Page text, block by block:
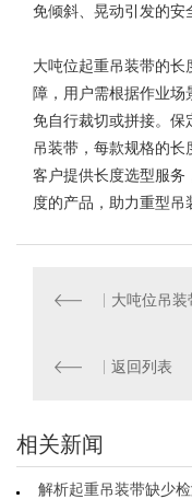
免倾斜、晃动引发的安
大吨位起重吊装带的长
障，用户需根据作业场
免自行裁切或拼接。保
吊装带，每款规格的长
客户提供长度选型服务
度的产品，助力重型吊
大吨位吊
返回列表
相关新闻
解析起重吊装带缺少